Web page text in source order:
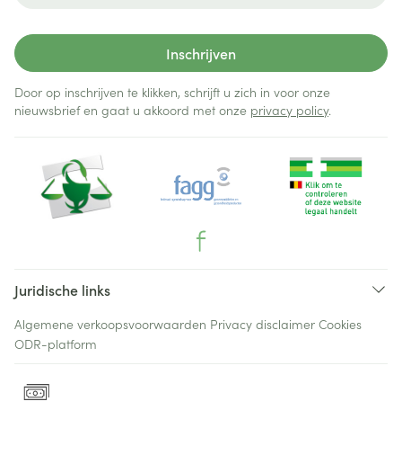
Inschrijven
Door op inschrijven te klikken, schrijft u zich in voor onze
nieuwsbrief en gaat u akkoord met onze privacy policy.
Juridische links
Algemene verkoopsvoorwaarden Privacy disclaimer Cookies
ODR-platform